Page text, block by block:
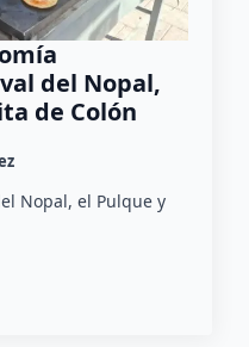
del Nopal,
de Colón
Nopal, el Pulque y